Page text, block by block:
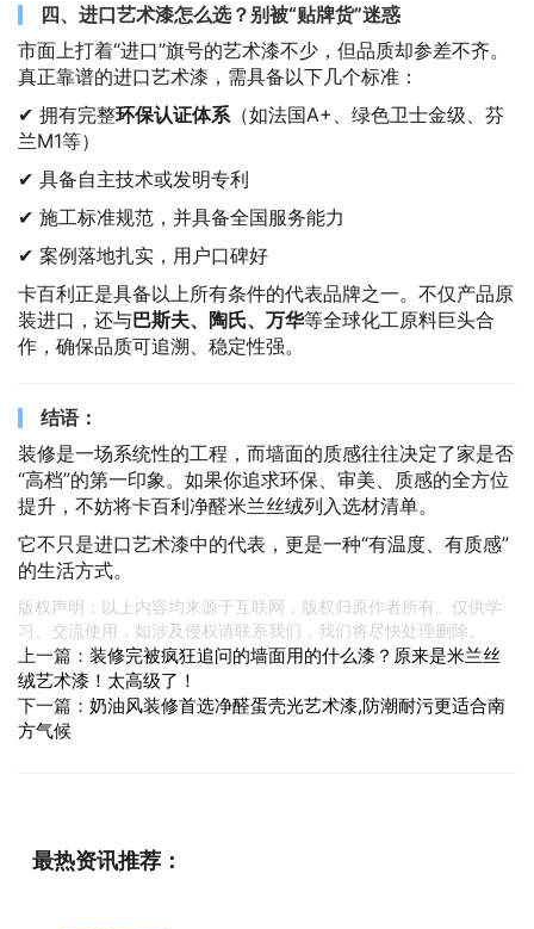
四、进口艺术漆怎么选？别被“贴牌货”迷惑
市面上打着“进口”旗号的艺术漆不少，但品质却参差不齐。
真正靠谱的进口艺术漆，需具备以下几个标准：
✔ 拥有完整环保认证体系（如法国A+、绿色卫士金级、芬
兰M1等）
✔ 具备自主技术或发明专利
✔ 施工标准规范，并具备全国服务能力
✔ 案例落地扎实，用户口碑好
卡百利正是具备以上所有条件的代表品牌之一。不仅产品原
装进口，还与巴斯夫、陶氏、万华等全球化工原料巨头合
作，确保品质可追溯、稳定性强。
结语：
装修是一场系统性的工程，而墙面的质感往往决定了家是否
“高档”的第一印象。如果你追求环保、审美、质感的全方位
提升，不妨将卡百利净醛米兰丝绒列入选材清单。
它不只是进口艺术漆中的代表，更是一种“有温度、有质感”
的生活方式。
版权声明：以上内容均来源于互联网，版权归原作者所有。仅供学
习、交流使用，如涉及侵权请联系我们，我们将尽快处理删除。
上一篇： 装修完被疯狂追问的墙面用的什么漆？原来是米兰丝
绒艺术漆！太高级了！
下一篇： 奶油风装修首选净醛蛋壳光艺术漆,防潮耐污更适合南
方气候
最热资讯推荐：